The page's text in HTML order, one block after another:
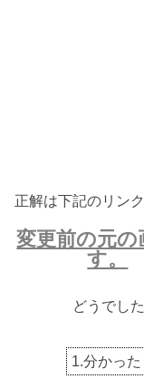
正解は下記のリン
変更前の元の
す。
どうでし
1.分かった